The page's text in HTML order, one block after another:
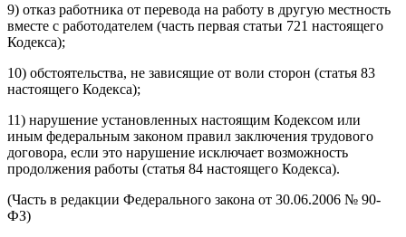
9) отказ работника от перевода на работу в другую местность
вместе с работодателем (часть первая статьи 721 настоящего
Кодекса);
10) обстоятельства, не зависящие от воли сторон (статья 83
настоящего Кодекса);
11) нарушение установленных настоящим Кодексом или
иным федеральным законом правил заключения трудового
договора, если это нарушение исключает возможность
продолжения работы (статья 84 настоящего Кодекса).
(Часть в редакции Федерального закона от 30.06.2006 № 90-
ФЗ)